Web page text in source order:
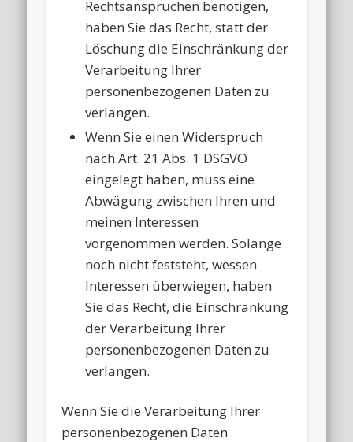
Rechtsansprüchen benötigen,
haben Sie das Recht, statt der
Löschung die Einschränkung der
Verarbeitung Ihrer
personenbezogenen Daten zu
verlangen.
Wenn Sie einen Widerspruch
nach Art. 21 Abs. 1 DSGVO
eingelegt haben, muss eine
Abwägung zwischen Ihren und
meinen Interessen
vorgenommen werden. Solange
noch nicht feststeht, wessen
Interessen überwiegen, haben
Sie das Recht, die Einschränkung
der Verarbeitung Ihrer
personenbezogenen Daten zu
verlangen.
Wenn Sie die Verarbeitung Ihrer
personenbezogenen Daten